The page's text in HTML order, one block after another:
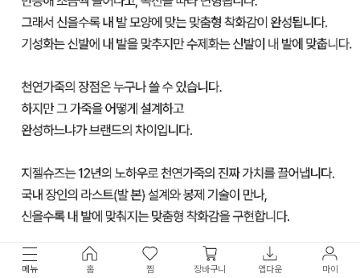
메뉴 홈 찜 장바구니 앱다운 마이